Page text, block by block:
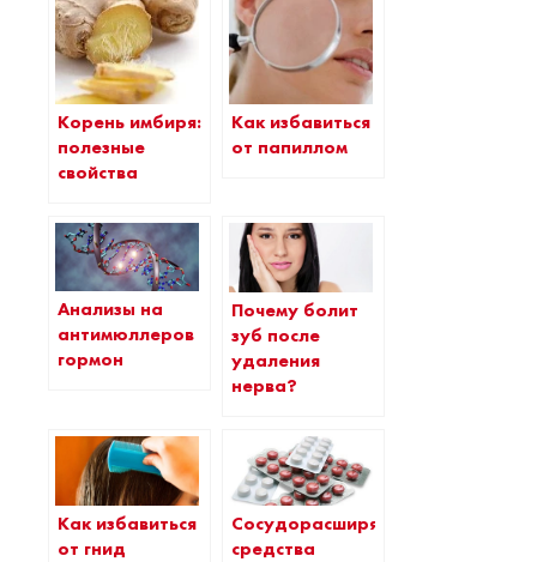
Корень имбиря:
полезные
свойства
Как избавиться
от папиллом
Анализы на
антимюллеров
гормон
Почему болит
зуб после
удаления
нерва?
Как избавиться
от гнид
Сосудорасширяющие
средства